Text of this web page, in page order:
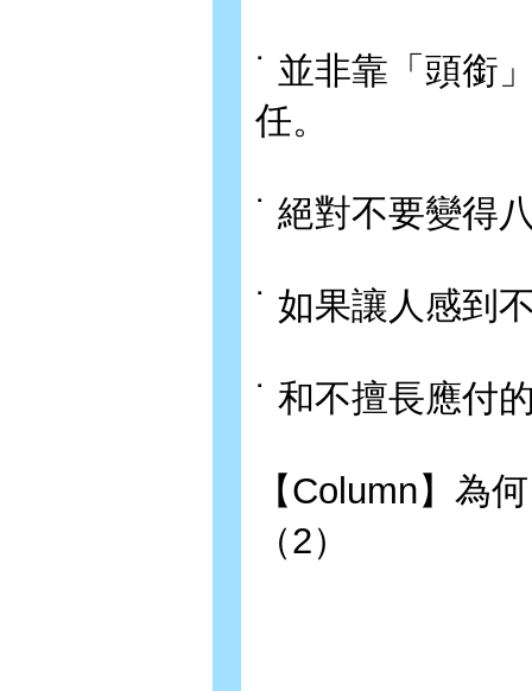
˙ 並非靠「頭銜
任。
˙ 絕對不要變得
˙ 如果讓人感到
˙ 和不擅長應付
【Column】為
（2）